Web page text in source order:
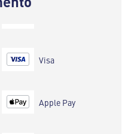
Visa
Apple Pay